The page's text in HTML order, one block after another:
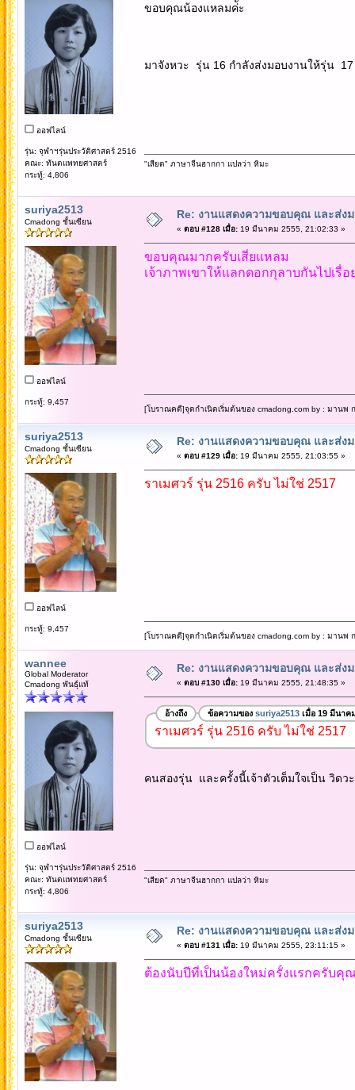
ออฟไลน์
รุ่น: จุฬาฯรุ่นประวัติศาสตร์ 2516
คณะ: ทันตแพทยศาสตร์
กระทู้: 4,806
ขอบคุณน้องแหลมค่ัะ
มาจังหวะ รุ่น 16 กำลังส่งมอบงานให้รุ่น
"เสียด" ภาษาจีนฮากกา แปลว่า หิมะ
suriya2513
Cmadong ชั้นเซียน
ออฟไลน์
กระทู้: 9,457
Re: งานแสดงความขอบคุณ และส่ง
« ตอบ #128 เมื่อ:19 มีนาคม 2555, 21:02:33 »
ขอบคุณมากครับเสี่ยแหลม
เจ้าภาพเขาให้แลกดอกกุลาบกันไปเรื่
[โบราณคดี]จุดกำเนิดเริ่มต้นของ cmadong.com by : มานพ
suriya2513
Cmadong ชั้นเซียน
ออฟไลน์
กระทู้: 9,457
Re: งานแสดงความขอบคุณ และส่ง
« ตอบ #129 เมื่อ:19 มีนาคม 2555, 21:03:55 »
ราเมศวร์ รุ่น 2516 ครับ ไม่ใช่ 2517
[โบราณคดี]จุดกำเนิดเริ่มต้นของ cmadong.com by : มานพ
wannee
Global Moderator
Cmadong พันธุ์แท้
ออฟไลน์
รุ่น: จุฬาฯรุ่นประวัติศาสตร์ 2516
คณะ: ทันตแพทยศาสตร์
กระทู้: 4,806
Re: งานแสดงความขอบคุณ และส่ง
« ตอบ #130 เมื่อ:19 มีนาคม 2555, 21:48:35 »
อ้างถึง ข้อความของ suriya2513เมื่อ 19 มีนาค
ราเมศวร์ รุ่น 2516 ครับ ไม่ใช่ 2517
คนสองรุ่น และครั้งนี้เจ้าตัวเต็มใจเป็น วิดว
"เสียด" ภาษาจีนฮากกา แปลว่า หิมะ
suriya2513
Cmadong ชั้นเซียน
Re: งานแสดงความขอบคุณ และส่ง
« ตอบ #131 เมื่อ:19 มีนาคม 2555, 23:11:15 »
ต้องนับปีที่เป็นน้องใหม่ครั้งแรกครับคุ